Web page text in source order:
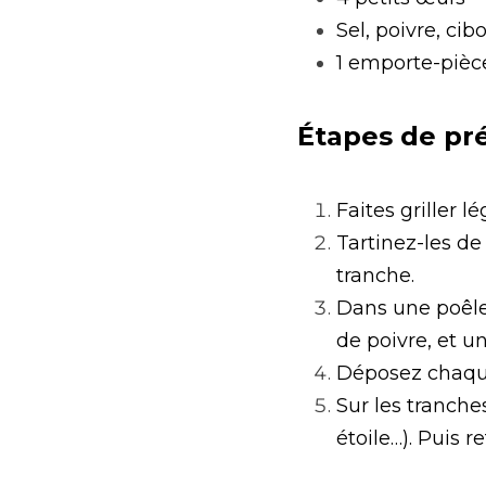
Sel, poivre,
1 emporte-
Étapes de
Faites griller
Tartinez-les
tranche.
Dans une
de poivre, et
Déposez
Sur les
étoile…). Puis